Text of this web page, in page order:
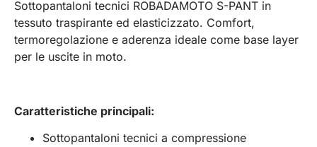
Sottopantaloni tecnici ROBADAMOTO S-PANT in
tessuto traspirante ed elasticizzato. Comfort,
termoregolazione e aderenza ideale come base layer
per le uscite in moto.
Caratteristiche principali:
Sottopantaloni tecnici a compressione